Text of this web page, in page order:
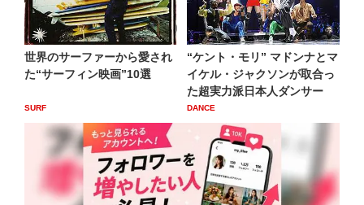
世界のサーファーから愛され
た“サーフィン映画”10選
SURF
“ケント・モリ” マドンナとマ
イケル・ジャクソンが取合っ
た超実力派日本人ダンサー
DANCE